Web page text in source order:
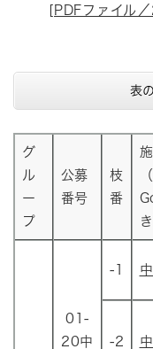
[PDFファイル
表
グ
ル
ー
プ
公募
番号
枝
番
01-
20中
-1
-2